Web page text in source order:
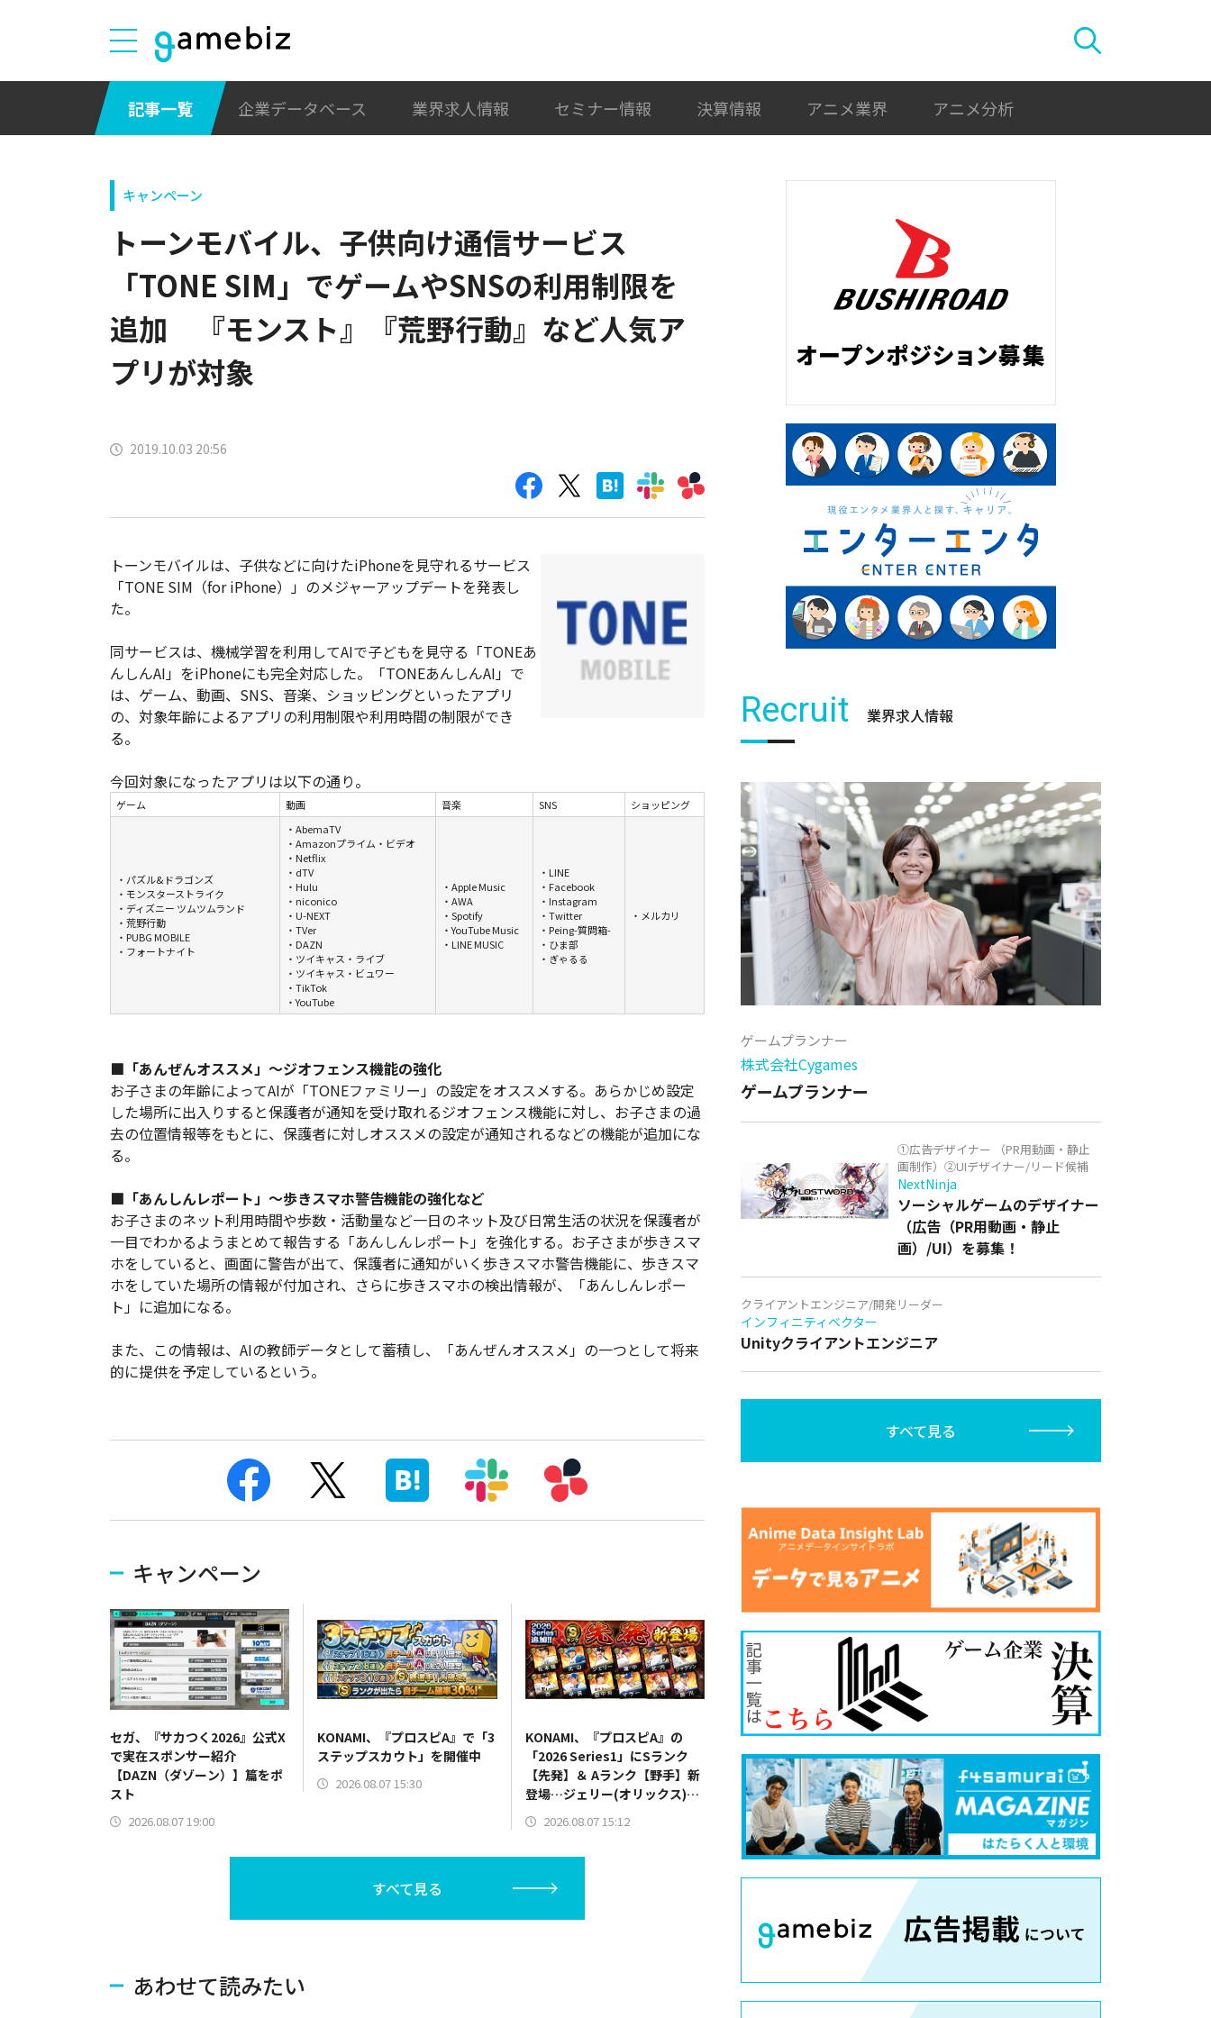
記事一覧 企業データベース 業界求人情報 セミナー情報 決算情報 アニメ業界 アニメ分析
キャンペーン
トーンモバイル、子供向け通信サービス
「TONE SIM」でゲームやSNSの利用制限を
追加 『モンスト』『荒野行動』など人気ア
プリが対象
2019.10.03 20:56
トーンモバイルは、子供などに向けたiPhoneを見守れるサービス
「TONE SIM（for iPhone）」のメジャーアップデートを発表し
た。
同サービスは、機械学習を利用してAIで子どもを見守る「TONEあ
んしんAI」をiPhoneにも完全対応した。「TONEあんしんAI」で
は、ゲーム、動画、SNS、音楽、ショッピングといったアプリ
の、対象年齢によるアプリの利用制限や利用時間の制限ができ
る。
今回対象になったアプリは以下の通り。
ゲーム 動画 音楽 SNS ショッピング
・パズル&ドラゴンズ
・モンスターストライク
・ディズニー ツムツムランド
・荒野行動
・PUBG MOBILE
・フォートナイト
・AbemaTV
・Amazonプライム・ビデオ
・Netflix
・dTV
・Hulu
・niconico
・U-NEXT
・TVer
・DAZN
・ツイキャス・ライブ
・ツイキャス・ビュワー
・TikTok
・YouTube
・Apple Music
・AWA
・Spotify
・YouTube Music
・LINE MUSIC
・LINE
・Facebook
・Instagram
・Twitter
・Peing-質問箱-
・ひま部
・ぎゃるる
・メルカリ
■「あんぜんオススメ」～ジオフェンス機能の強化
お子さまの年齢によってAIが「TONEファミリー」の設定をオススメする。あらかじめ設定
した場所に出入りすると保護者が通知を受け取れるジオフェンス機能に対し、お子さまの過
去の位置情報等をもとに、保護者に対しオススメの設定が通知されるなどの機能が追加にな
る。
■「あんしんレポート」～歩きスマホ警告機能の強化など
お子さまのネット利用時間や歩数・活動量など一日のネット及び日常生活の状況を保護者が
一目でわかるようまとめて報告する「あんしんレポート」を強化する。お子さまが歩きスマ
ホをしていると、画面に警告が出て、保護者に通知がいく歩きスマホ警告機能に、歩きスマ
ホをしていた場所の情報が付加され、さらに歩きスマホの検出情報が、「あんしんレポー
ト」に追加になる。
また、この情報は、AIの教師データとして蓄積し、「あんぜんオススメ」の一つとして将来
的に提供を予定しているという。
キャンペーン
セガ、『サカつく2026』公式X
で実在スポンサー紹介
【DAZN（ダゾーン）】篇をポ
スト
2026.08.07 19:00
KONAMI、『プロスピA』で「3
ステップスカウト」を開催中
2026.08.07 15:30
KONAMI、『プロスピA』の
「2026 Series1」にSランク
【先発】＆ Aランク【野手】新
登場…ジェリー(オリックス)、
マラー(中日)、奈良間大己(北海
道日本ハム/二塁手)、持丸泰輝
2026.08.07 15:12
すべて見る
あわせて読みたい
Recruit 業界求人情報
ゲームプランナー
株式会社Cygames
ゲームプランナー
①広告デザイナー （PR用動画・静止
画制作）②UIデザイナー/リード候補
NextNinja
ソーシャルゲームのデザイナー
（広告（PR用動画・静止
画）/UI）を募集！
クライアントエンジニア/開発リーダー
インフィニティベクター
Unityクライアントエンジニア
すべて見る